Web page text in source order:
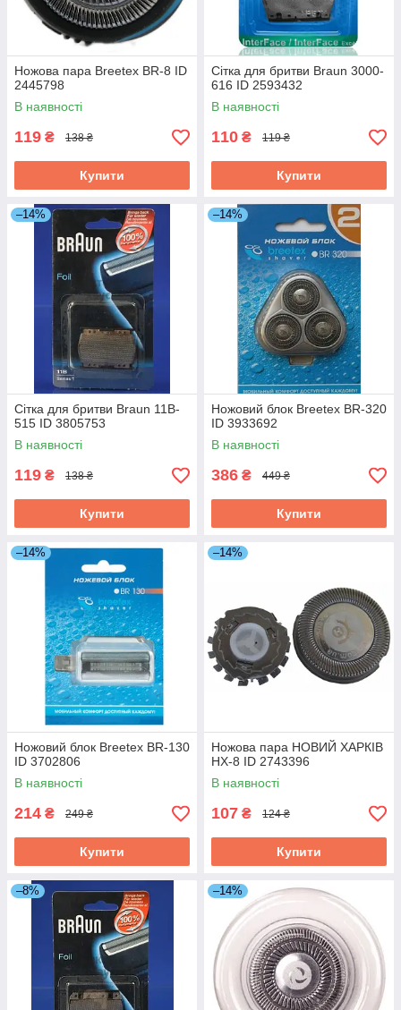
Ножова пара Breetex BR-8 ID
2445798
В наявності
119 ₴ 138 ₴
Купити
Сітка для бритви Braun 3000-
616 ID 2593432
В наявності
110 ₴ 119 ₴
Купити
–14%
Сітка для бритви Braun 11B-
515 ID 3805753
В наявності
119 ₴ 138 ₴
Купити
–14%
Ножовий блок Breetex BR-320
ID 3933692
В наявності
386 ₴ 449 ₴
Купити
–14%
Ножовий блок Breetex BR-130
ID 3702806
В наявності
214 ₴ 249 ₴
Купити
–14%
Ножова пара НОВИЙ ХАРКІВ
НХ-8 ID 2743396
В наявності
107 ₴ 124 ₴
Купити
–8% –14%